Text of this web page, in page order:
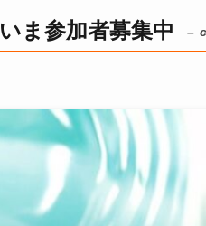
ま参加者募集中 –